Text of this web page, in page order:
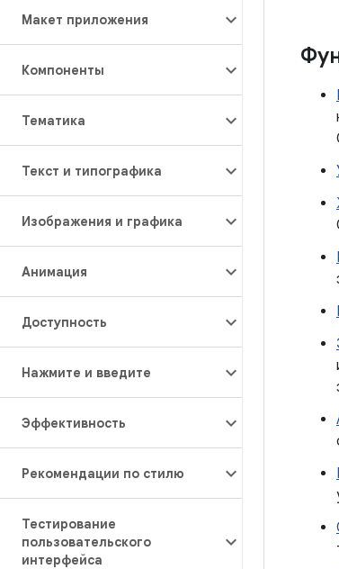
Макет приложения
Компоненты
Тематика
Текст и типографика
Изображения и графика
Анимация
Доступность
Нажмите и введите
Эффективность
Рекомендации по стилю
Тестирование
пользовательского
интерфейса